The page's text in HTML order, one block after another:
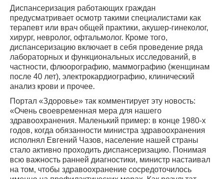
Диспансеризация работающих граждан
предусматривает осмотр такими специалистами как
терапевт или врач общей практики, акушер-гинеколог,
хирург, невролог, офтальмолог. Кроме того,
диспансеризацию включает в себя проведение ряда
лабораторных и функциональных исследований, в
частности, флюорографию, маммографию (женщинам
после 40 лет), электрокардиографию, клинический
анализ крови и прочее.
Портал «Здоровье» так комментирует эту новость:
«Очень своевременная мера для нашего
здравоохранения. Маленький пример: в конце 1980-х
годов, когда обязанности министра здравоохранения
исполнял Евгений Чазов, население нашей страны
стало активно проходить диспансеризацию. Понимая
всю важность ранней диагностики, министр настаивал
на том, чтобы здравоохранение сосредоточилось